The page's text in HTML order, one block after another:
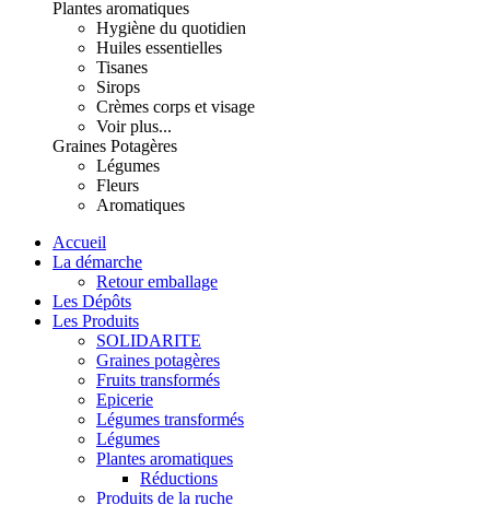
Plantes aromatiques
Hygiène du quotidien
Huiles essentielles
Tisanes
Sirops
Crèmes corps et visage
Voir plus...
Graines Potagères
Légumes
Fleurs
Aromatiques
Accueil
La démarche
Retour emballage
Les Dépôts
Les Produits
SOLIDARITE
Graines potagères
Fruits transformés
Epicerie
Légumes transformés
Légumes
Plantes aromatiques
Réductions
Produits de la ruche